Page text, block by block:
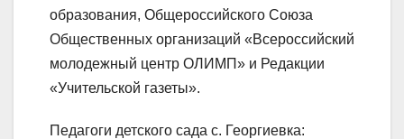
образования, Общероссийского Союза
Общественных организаций «Всероссийский
молодежный центр ОЛИМП» и Редакции
«Учительской газеты».
Педагоги детского сада с. Георгиевка: